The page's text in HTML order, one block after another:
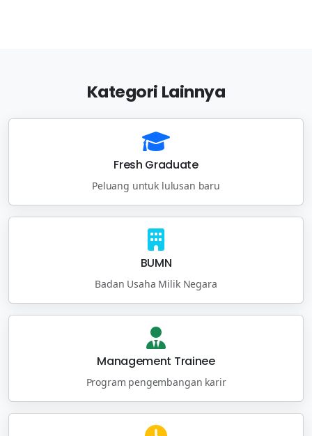
Kategori Lainnya
Fresh Graduate
Peluang untuk lulusan baru
BUMN
Badan Usaha Milik Negara
Management Trainee
Program pengembangan karir